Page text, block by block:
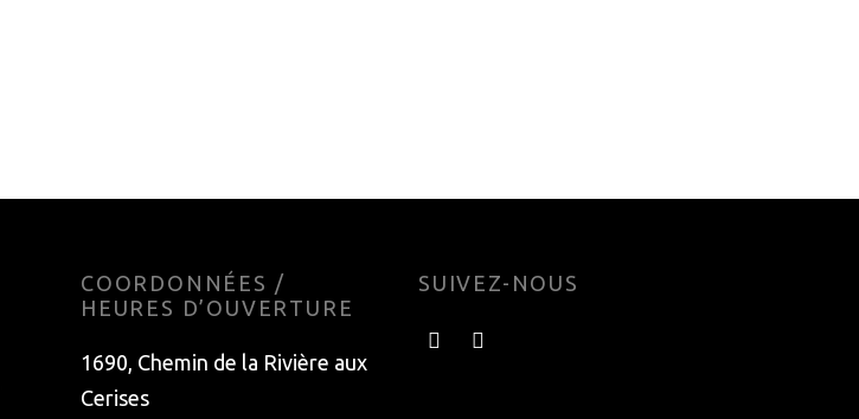
Add to cart
COORDONNÉES /
HEURES D’OUVERTURE
1690, Chemin de la Rivière aux
Cerises
SUIVEZ-NOUS